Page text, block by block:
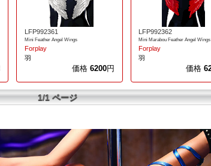
LFP992361
Mini Feather Angel Wings
Forplay
羽
価格 6200円
LFP992362
Mini Marabou Feather Angel Wings
Forplay
羽
価格
1/1 ページ